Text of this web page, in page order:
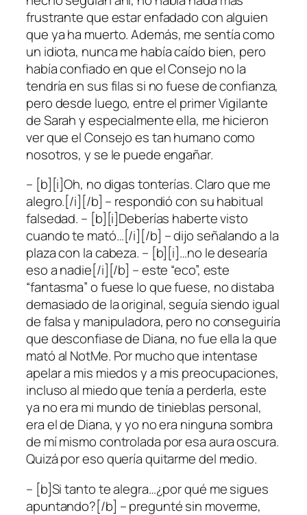
frustrante que estar enfadado con alguien
que ya ha muerto. Además, me sentía como
un idiota, nunca me había caído bien, pero
había confiado en que el Consejo no la
tendría en sus filas si no fuese de confianza,
pero desde luego, entre el primer Vigilante
de Sarah y especialmente ella, me hicieron
ver que el Consejo es tan humano como
nosotros, y se le puede engañar.
– [b][i]Oh, no digas tonterías. Claro que me
alegro.[/i][/b] – respondió con su habitual
falsedad. – [b][i]Deberías haberte visto
cuando te mató…[/i][/b] – dijo señalando a la
plaza con la cabeza. – [b][i]…no le desearía
eso a nadie[/i][/b] – este “eco”, este
“fantasma” o fuese lo que fuese, no distaba
demasiado de la original, seguía siendo igual
de falsa y manipuladora, pero no conseguiría
que desconfiase de Diana, no fue ella la que
mató al NotMe. Por mucho que intentase
apelar a mis miedos y a mis preocupaciones,
incluso al miedo que tenía a perderla, este
ya no era mi mundo de tinieblas personal,
era el de Diana, y yo no era ninguna sombra
de mí mismo controlada por esa aura oscura.
Quizá por eso quería quitarme del medio.
– [b]Si tanto te alegra…¿por qué me sigues
apuntando?[/b] – pregunté sin moverme,